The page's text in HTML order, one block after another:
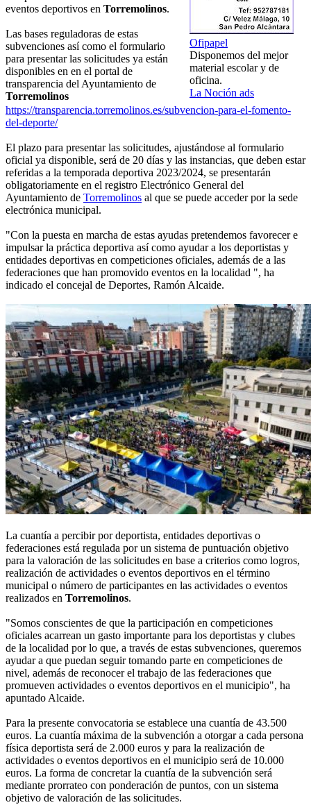
Ofipapel
Disponemos del mejor
material escolar y de
oficina.
La Noción ads
eventos deportivos en Torremolinos.
Las bases reguladoras de estas
subvenciones así como el formulario
para presentar las solicitudes ya están
disponibles en en el portal de
transparencia del Ayuntamiento de
Torremolinos
https://transparencia.torremolinos.es/subvencion-para-el-fomento-
del-deporte/
El plazo para presentar las solicitudes, ajustándose al formulario
oficial ya disponible, será de 20 días y las instancias, que deben estar
referidas a la temporada deportiva 2023/2024, se presentarán
obligatoriamente en el registro Electrónico General del
Ayuntamiento de Torremolinos al que se puede acceder por la sede
electrónica municipal.
"Con la puesta en marcha de estas ayudas pretendemos favorecer e
impulsar la práctica deportiva así como ayudar a los deportistas y
entidades deportivas en competiciones oficiales, además de a las
federaciones que han promovido eventos en la localidad ", ha
indicado el concejal de Deportes, Ramón Alcaide.
La cuantía a percibir por deportista, entidades deportivas o
federaciones está regulada por un sistema de puntuación objetivo
para la valoración de las solicitudes en base a criterios como logros,
realización de actividades o eventos deportivos en el término
municipal o número de participantes en las actividades o eventos
realizados en Torremolinos.
"Somos conscientes de que la participación en competiciones
oficiales acarrean un gasto importante para los deportistas y clubes
de la localidad por lo que, a través de estas subvenciones, queremos
ayudar a que puedan seguir tomando parte en competiciones de
nivel, además de reconocer el trabajo de las federaciones que
promueven actividades o eventos deportivos en el municipio", ha
apuntado Alcaide.
Para la presente convocatoria se establece una cuantía de 43.500
euros. La cuantía máxima de la subvención a otorgar a cada persona
física deportista será de 2.000 euros y para la realización de
actividades o eventos deportivos en el municipio será de 10.000
euros. La forma de concretar la cuantía de la subvención será
mediante prorrateo con ponderación de puntos, con un sistema
objetivo de valoración de las solicitudes.